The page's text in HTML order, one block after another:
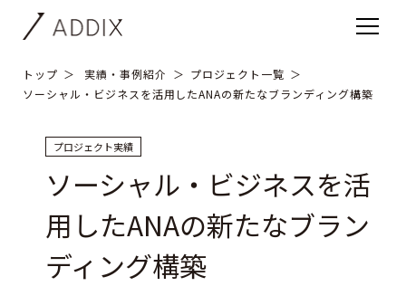
トップ 実績・事例紹介
プロジェクト一覧
ソーシャル・ビジネスを活用したANAの新たなブランディング構築
プロジェクト実績
ソーシャル・ビジネスを活
用したANAの新たなブラン
ディング構築